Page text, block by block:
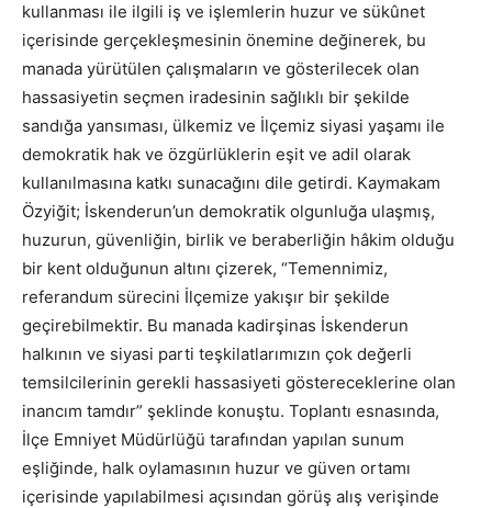
kullanması ile ilgili iş ve işlemlerin huzur ve sükûnet
içerisinde gerçekleşmesinin önemine değinerek, bu
manada yürütülen çalışmaların ve gösterilecek olan
hassasiyetin seçmen iradesinin sağlıklı bir şekilde
sandığa yansıması, ülkemiz ve İlçemiz siyasi yaşamı ile
demokratik hak ve özgürlüklerin eşit ve adil olarak
kullanılmasına katkı sunacağını dile getirdi. Kaymakam
Özyiğit; İskenderun’un demokratik olgunluğa ulaşmış,
huzurun, güvenliğin, birlik ve beraberliğin hâkim olduğu
bir kent olduğunun altını çizerek, “Temennimiz,
referandum sürecini İlçemize yakışır bir şekilde
geçirebilmektir. Bu manada kadirşinas İskenderun
halkının ve siyasi parti teşkilatlarımızın çok değerli
temsilcilerinin gerekli hassasiyeti göstereceklerine olan
inancım tamdır” şeklinde konuştu. Toplantı esnasında,
İlçe Emniyet Müdürlüğü tarafından yapılan sunum
eşliğinde, halk oylamasının huzur ve güven ortamı
içerisinde yapılabilmesi açısından görüş alış verişinde